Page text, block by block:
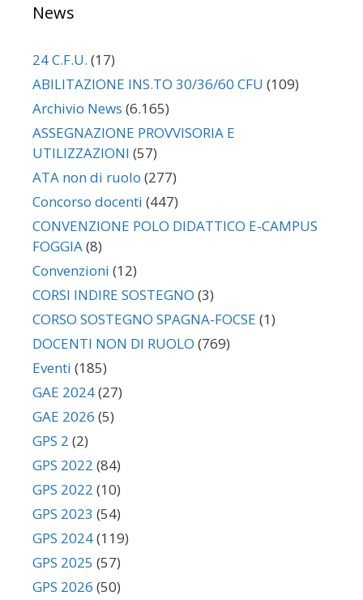
News
24 C.F.U. (17)
ABILITAZIONE INS.TO 30/36/60 CFU (109)
Archivio News (6.165)
ASSEGNAZIONE PROVVISORIA E
UTILIZZAZIONI (57)
ATA non di ruolo (277)
Concorso docenti (447)
CONVENZIONE POLO DIDATTICO E-CAMPUS
FOGGIA(8)
Convenzioni (12)
CORSI INDIRE SOSTEGNO (3)
CORSO SOSTEGNO SPAGNA-FOCSE (1)
DOCENTI NON DI RUOLO (769)
Eventi (185)
GAE 2024(27)
GAE 2026 (5)
GPS 2 (2)
GPS 2022 (84)
GPS 2022 (10)
GPS 2023 (54)
GPS 2024(119)
GPS 2025 (57)
GPS 2026 (50)